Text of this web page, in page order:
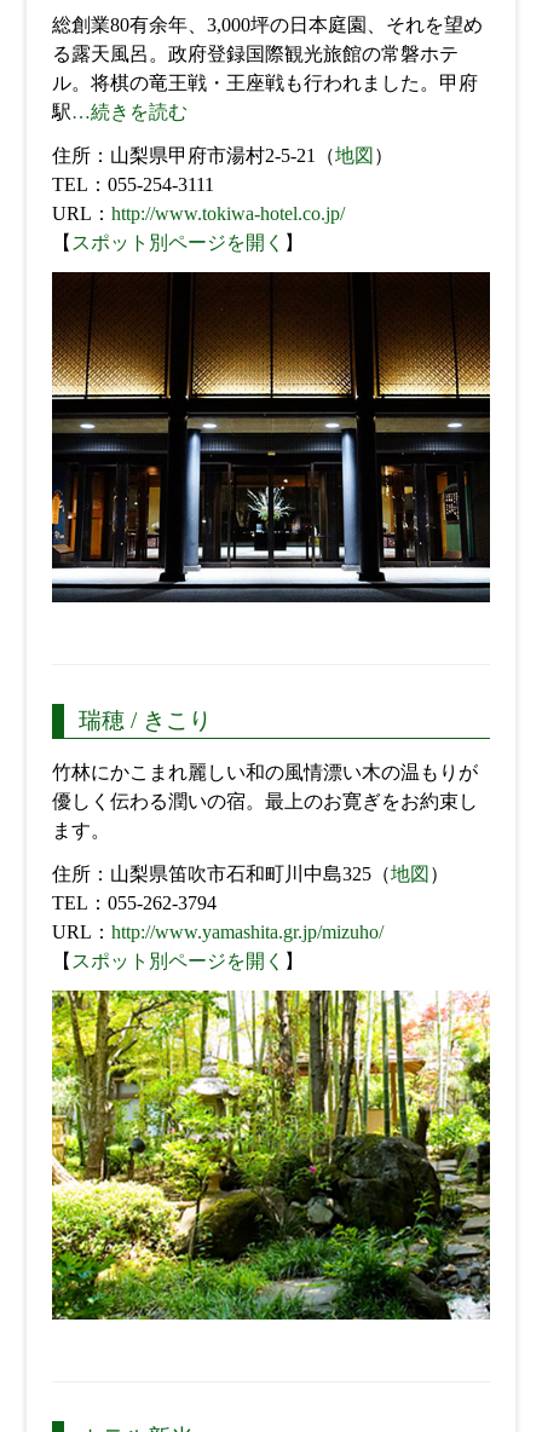
総創業80有余年、3,000坪の日本庭園、それを望め
る露天風呂。政府登録国際観光旅館の常磐ホテ
ル。将棋の竜王戦・王座戦も行われました。甲府
駅…続きを読む
住所：山梨県甲府市湯村2-5-21（地図 ）
TEL：055-254-3111
URL： http://www.tokiwa-hotel.co.jp/
【 スポット別ページを開く 】
瑞穂 / きこり
竹林にかこまれ麗しい和の風情漂い木の温もりが
優しく伝わる潤いの宿。最上のお寛ぎをお約束し
ます。
住所：山梨県笛吹市石和町川中島325（地図 ）
TEL：055-262-3794
URL： http://www.yamashita.gr.jp/mizuho/
【 スポット別ページを開く 】